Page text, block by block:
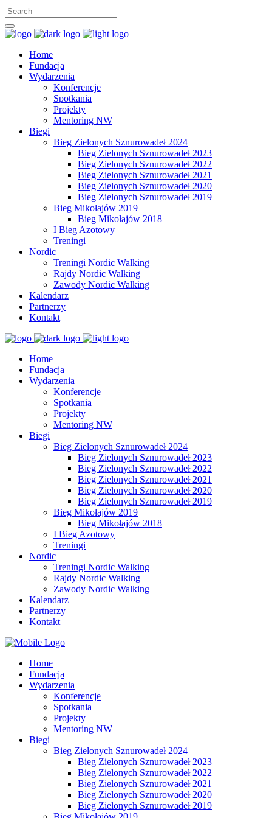
Home
Fundacja
Wydarzenia
Konferencje
Spotkania
Projekty
Mentoring NW
Biegi
Bieg Zielonych Sznurowadeł 2024
Bieg Zielonych Sznurowadeł 2023
Bieg Zielonych Sznurowadeł 2022
Bieg Zielonych Sznurowadeł 2021
Bieg Zielonych Sznurowadeł 2020
Bieg Zielonych Sznurowadeł 2019
Bieg Mikołajów 2019
Bieg Mikołajów 2018
I Bieg Azotowy
Treningi
Nordic
Treningi Nordic Walking
Rajdy Nordic Walking
Zawody Nordic Walking
Kalendarz
Partnerzy
Kontakt
Home
Fundacja
Wydarzenia
Konferencje
Spotkania
Projekty
Mentoring NW
Biegi
Bieg Zielonych Sznurowadeł 2024
Bieg Zielonych Sznurowadeł 2023
Bieg Zielonych Sznurowadeł 2022
Bieg Zielonych Sznurowadeł 2021
Bieg Zielonych Sznurowadeł 2020
Bieg Zielonych Sznurowadeł 2019
Bieg Mikołajów 2019
Bieg Mikołajów 2018
I Bieg Azotowy
Treningi
Nordic
Treningi Nordic Walking
Rajdy Nordic Walking
Zawody Nordic Walking
Kalendarz
Partnerzy
Kontakt
Home
Fundacja
Wydarzenia
Konferencje
Spotkania
Projekty
Mentoring NW
Biegi
Bieg Zielonych Sznurowadeł 2024
Bieg Zielonych Sznurowadeł 2023
Bieg Zielonych Sznurowadeł 2022
Bieg Zielonych Sznurowadeł 2021
Bieg Zielonych Sznurowadeł 2020
Bieg Zielonych Sznurowadeł 2019